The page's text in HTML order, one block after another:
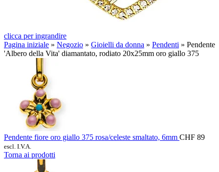
clicca per ingrandire
Pagina iniziale » Negozio » Gioielli da donna » Pendenti » Pendente
'Albero della Vita' diamantato, rodiato 20x25mm oro giallo 375
Pendente fiore oro giallo 375 rosa/celeste smaltato, 6mm CHF 89
escl. I.V.A.
Torna ai prodotti